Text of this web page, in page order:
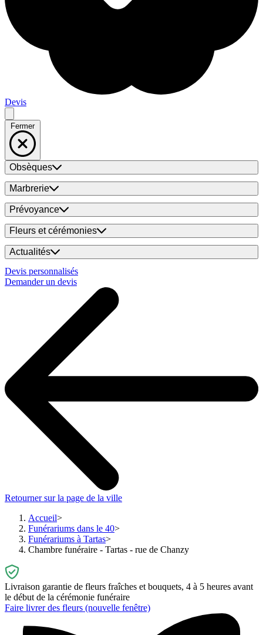
Devis
Fermer
Obsèques
Marbrerie
Prévoyance
Fleurs et cérémonies
Actualités
Devis personnalisés
Demander un devis
Retourner sur la page de la ville
Accueil
Funérariums dans le 40
Funérariums à Tartas
Chambre funéraire - Tartas - rue de Chanzy
Livraison garantie de fleurs fraîches et bouquets, 4 à 5 heures avant
le début de la cérémonie funéraire
Faire livrer des fleurs (nouvelle fenêtre)